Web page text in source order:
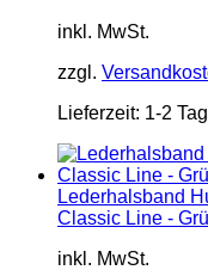
inkl. MwSt.
zzgl.
Lieferzeit: 1-2
Lederhalsband
Classic Line -
inkl. MwSt.